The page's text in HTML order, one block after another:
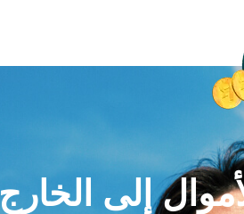
إلى الخارج